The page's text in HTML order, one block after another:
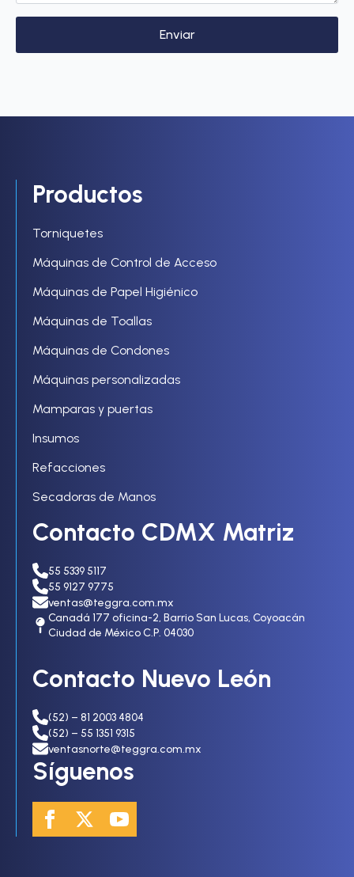
Enviar
Productos
Torniquetes
Máquinas de Control de Acceso
Máquinas de Papel Higiénico
Máquinas de Toallas
Máquinas de Condones
Máquinas personalizadas
Mamparas y puertas
Insumos
Refacciones
Secadoras de Manos
Contacto CDMX Matriz
55 5339 5117
55 9127 9775
ventas@teggra.com.mx
Canadá 177 oficina-2, Barrio San Lucas, Coyoacán
Ciudad de México C.P. 04030
Contacto Nuevo León
(52) – 81 2003 4804
(52) – 55 1351 9315
ventasnorte@teggra.com.mx
Síguenos